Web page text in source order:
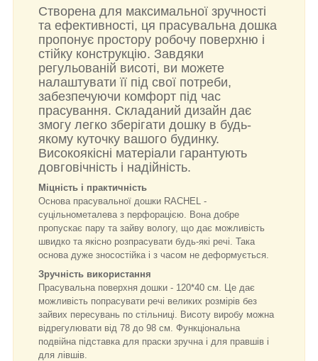
Створена для максимальної зручності
та ефективності, ця прасувальна дошка
пропонує простору робочу поверхню і
стійку конструкцію. Завдяки
регульованій висоті, ви можете
налаштувати її під свої потреби,
забезпечуючи комфорт під час
прасування. Складаний дизайн дає
змогу легко зберігати дошку в будь-
якому куточку вашого будинку.
Високоякісні матеріали гарантують
довговічність і надійність.
Міцність і практичність
Основа прасувальної дошки RACHEL -
суцільнометалева з перфорацією. Вона добре
пропускає пару та зайву вологу, що дає можливість
швидко та якісно розпрасувати будь-які речі. Така
основа дуже зносостійка і з часом не деформується.
Зручність використання
Прасувальна поверхня дошки - 120*40 см. Це дає
можливість попрасувати речі великих розмірів без
зайвих пересувань по стільниці. Висоту виробу можна
відрегулювати від 78 до 98 см. Функціональна
подвійна підставка для праски зручна і для правшів і
для лівшів.